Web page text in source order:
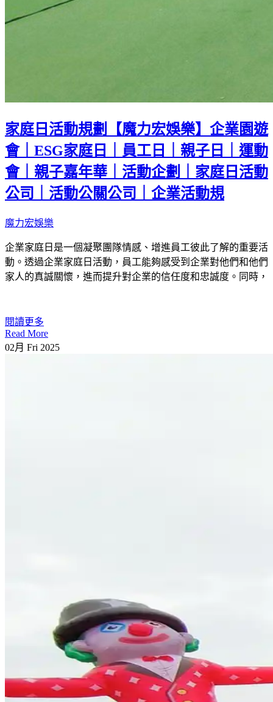
家庭日活動規劃【魔力宏娛樂】企業園遊
會｜ESG家庭日｜員工日｜親子日｜運動
會｜親子嘉年華｜活動企劃｜家庭日活動
公司｜活動公關公司｜企業活動規
魔力宏娛樂
企業家庭日是一個凝聚團隊情感、增進員工彼此了解的重要活
動。透過企業家庭日活動，員工能夠感受到企業對他們和他們
家人的真誠關懷，進而提升對企業的信任度和忠誠度。同時，
閱讀更多
Read More
02月 Fri 2025